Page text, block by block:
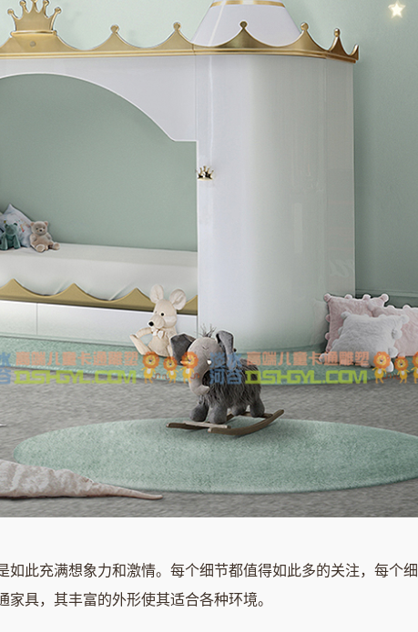
如此充满想象力和激情。每个细节都值得如此多的关注，每个细
具，其丰富的外形使其适合各种环境。